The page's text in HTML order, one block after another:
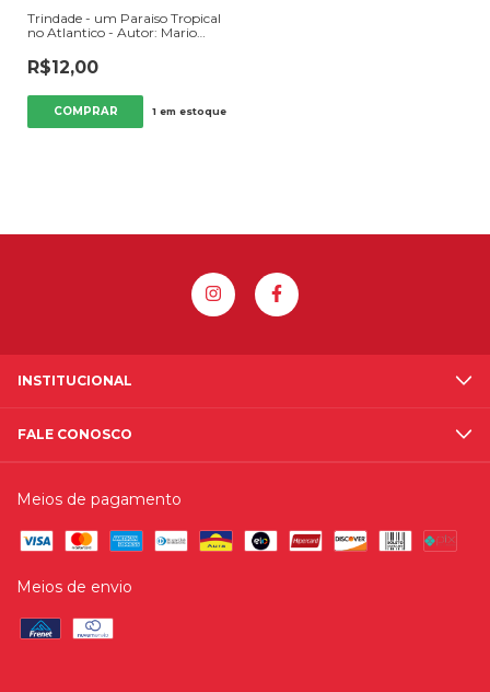
Trindade - um Paraiso Tropical
no Atlantico - Autor: Mario
R$12,00
1em estoque
INSTITUCIONAL
FALE CONOSCO
Meios de pagamento
Meios de envio